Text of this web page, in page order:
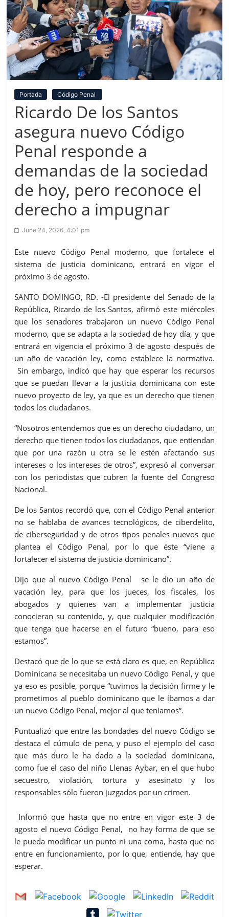
Portada Código Penal
Ricardo De los Santos
asegura nuevo Código
Penal responde a
demandas de la sociedad
de hoy, pero reconoce el
derecho a impugnar
June 24, 2026, 4:01 pm
Este nuevo Código Penal moderno, que fortalece el
sistema de justicia dominicano, entrará en vigor el
próximo 3 de agosto.
SANTO DOMINGO, RD. -El presidente del Senado de la
República, Ricardo de los Santos, afirmó este miércoles
que los senadores trabajaron un nuevo Código Penal
moderno, que se adapta a la sociedad de hoy día, y que
entrará en vigencia el próximo 3 de agosto después de
un año de vacación ley, como establece la normativa.
Sin embargo, indicó que hay que esperar los recursos
que se puedan llevar a la justicia dominicana con este
nuevo proyecto de ley, ya que es un derecho que tienen
todos los ciudadanos.
“Nosotros entendemos que es un derecho ciudadano, un
derecho que tienen todos los ciudadanos, que entiendan
que por una razón u otra se le estén afectando sus
intereses o los intereses de otros”, expresó al conversar
con los periodistas que cubren la fuente del Congreso
Nacional.
De los Santos recordó que, con el Código Penal anterior
no se hablaba de avances tecnológicos, de ciberdelito,
de ciberseguridad y de otros tipos penales nuevos que
plantea el Código Penal, por lo que éste “viene a
fortalecer el sistema de justicia dominicano”.
Dijo que al nuevo Código Penal se le dio un año de
vacación ley, para que los jueces, los fiscales, los
abogados y quienes van a implementar justicia
conocieran su contenido, y, que cualquier modificación
que tenga que hacerse en el futuro “bueno, para eso
estamos”.
Destacó que de lo que se está claro es que, en República
Dominicana se necesitaba un nuevo Código Penal, y que
ya eso es posible, porque “tuvimos la decisión firme y le
prometimos al pueblo dominicano que le íbamos a dar
un nuevo Código Penal, mejor al que teníamos”.
Puntualizó que entre las bondades del nuevo Código se
destaca el cúmulo de pena, y puso el ejemplo del caso
que más duro le ha dado a la sociedad dominicana,
como fue el caso del niño Llenas Aybar, en el que hubo
secuestro, violación, tortura y asesinato y los
responsables sólo fueron juzgados por un crimen.
Informó que hasta que no entre en vigor este 3 de
agosto el nuevo Código Penal, no hay forma de que se
le pueda modificar un punto ni una coma, hasta que no
entre en funcionamiento, por lo que, entiende, hay que
esperar.